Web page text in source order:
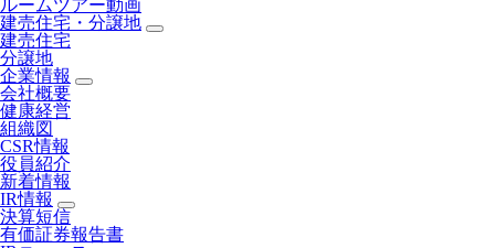
ルームツアー動画
建売住宅・分譲地
建売住宅
分譲地
企業情報
会社概要
健康経営
組織図
CSR情報
役員紹介
新着情報
IR情報
決算短信
有価証券報告書